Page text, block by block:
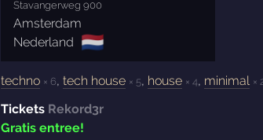
Stavangerweg 900
Amsterdam
Nederland 🇳🇱
techno × 6, tech house × 5, house × 4, minimal ×
Tickets Rekord3r
Gratis entree!